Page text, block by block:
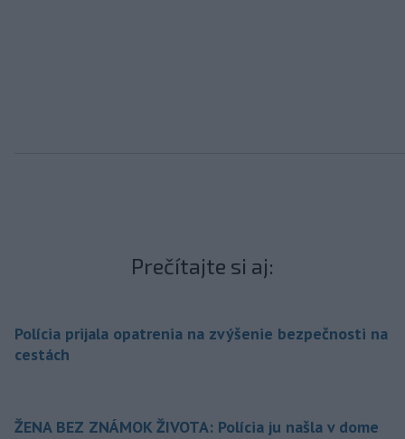
Prečítajte si aj:
Polícia prijala opatrenia na zvýšenie bezpečnosti na
cestách
ŽENA BEZ ZNÁMOK ŽIVOTA: Polícia ju našla v dome